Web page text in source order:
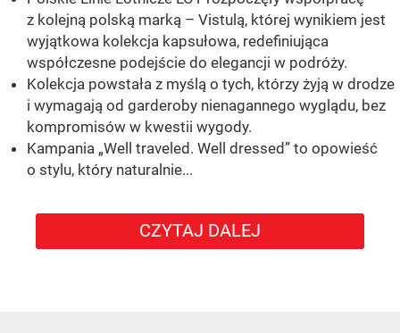
z kolejną polską marką – Vistulą, której wynikiem jest
wyjątkowa kolekcja kapsułowa, redefiniująca
współczesne podejście do elegancji w podróży.
Kolekcja powstała z myślą o tych, którzy żyją w drodze
i wymagają od garderoby nienagannego wyglądu, bez
kompromisów w kwestii wygody.
Kampania „Well traveled. Well dressed” to opowieść
o stylu, który naturalnie...
CZYTAJ DALEJ